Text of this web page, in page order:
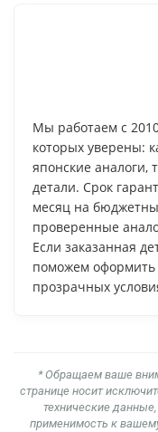
Мы работаем с
которых уверены:
японские аналоги,
детали. Срок
месяц на
проверенные
Если заказанная
поможем оформить
прозрачных
* Обращаем ваше
странице носит
технические
применимость к